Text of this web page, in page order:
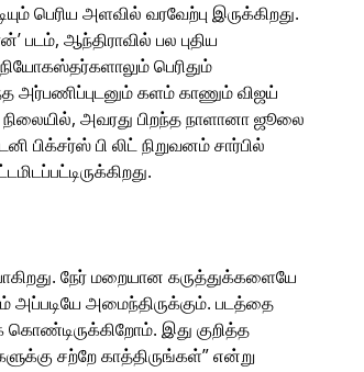
பெரிய அளவில் வரவேற்பு இருக்கிறது.
படம், ஆந்திராவில் பல புதிய
பெரிதும்
அர்பணிப்புடனும் களம் காணும் விஜய்
நிலையில், அவரது பிறந்த நாளானா ஜூலை
பிக்சர்ஸ் பி லிட் நிறுவனம் சார்பில்
நேர் மறையான கருத்துக்களையே
அப்படியே அமைந்திருக்கும். படத்தை
கொண்டிருக்கிறோம். இது குறித்த
சற்றே காத்திருங்கள்” என்று